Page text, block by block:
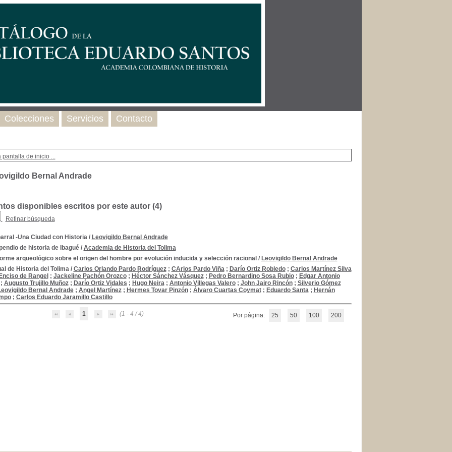
pantalla de inicio ...
Bernal Andrade
disponibles escritos por este autor (4)
Refinar búsqueda
-Una Ciudad con Historia/ Leovigildo Bernal Andrade
de historia de Ibagué/ Academia de Historia del Tolima
arqueológico sobre el origen del hombre por evolución inducida y selección racional / Leovigildo Bernal Andrade
de Historia del Tolima/ Carlos Orlando Pardo Rodríguez; CArlos Pardo Viña; Darío Ortiz Robledo; Carlos Martínez Silva
de Rangel ; Jackeline Pachón Orozco; Héctor Sánchez Vásquez; Pedro Bernardino Sosa Rubio; Edgar Antonio
Augusto Trujillo Muñoz; Darío Ortiz Vidales ; Hugo Neira; Antonio Villegas Valero; John Jairo Rincón; Silverio Gómez
Bernal Andrade; Angel Martínez; Hermes Tovar Pinzón; Álvaro Cuartas Coymat; Eduardo Santa; Hernán
; Carlos Eduardo Jaramillo Castillo
1 (1 - 4 / 4) Por página: 25 50 100 200
Colecciones Servicios Contacto